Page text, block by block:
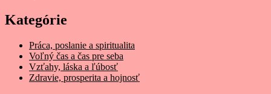
Kategórie
Práca, poslanie a spiritualita
Voľný čas a čas pre seba
Vzťahy, láska a ľúbosť
Zdravie, prosperita a hojnosť